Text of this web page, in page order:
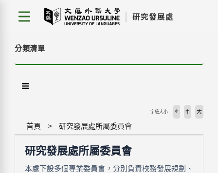
分類清單
首頁 研究發展處所屬委員會
字級大小 小 中 大
研究發展處所屬委員會
本處下設多個專業委員會，分別負責校務發展規劃、
研究發展處